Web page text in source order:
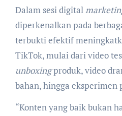
Dalam sesi digital
diperkenalkan pada
terbukti efektif
TikTok, mulai dari video
unboxingproduk, video
bahan, hingga eksperimen
“Konten yang baik bukan